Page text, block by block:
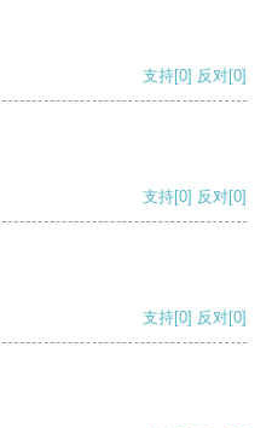
支持[0] 反对[0]
支持[0] 反对[0]
支持[0] 反对[0]